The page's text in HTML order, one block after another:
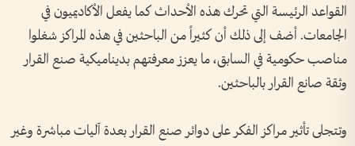
القواعد الرئيسة التي تحرك هذه الأحداث كما يفعل الأكاديميون في
الجامعات. أضف إلى ذلك أن كثيراً من الباحثين في هذه المراكز شغلوا
مناصب حكومية في السابق، ما يعزز معرفتهم بديناميكية صنع القرار
وثقة صانع القرار بالباحثين.
وتتجلى تأثير مراكز الفكر على دوائر صنع القرار بعدة آليات مباشرة وغير